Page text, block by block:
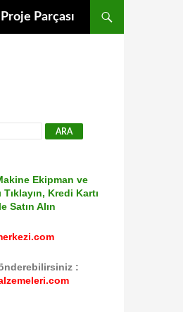
Parçası
Ekipman ve
Kredi Kartı
Satın Alın
: